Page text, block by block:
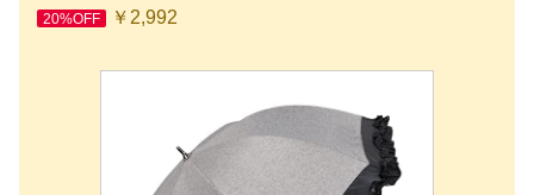
20%OFF ￥2,992